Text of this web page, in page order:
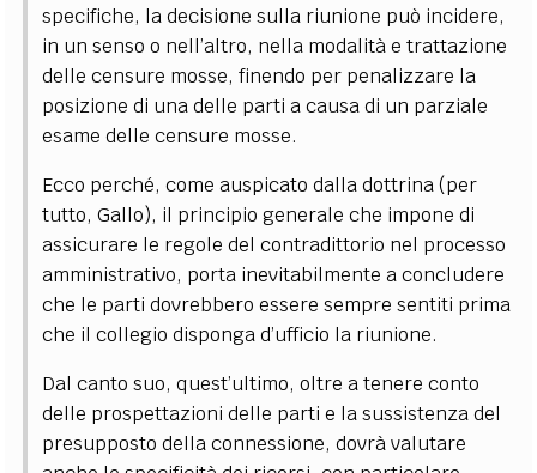
specifiche, la decisione sulla riunione può incidere,
in un senso o nell’altro, nella modalità e trattazione
delle censure mosse, finendo per penalizzare la
posizione di una delle parti a causa di un parziale
esame delle censure mosse.
Ecco perché, come auspicato dalla dottrina (per
tutto, Gallo), il principio generale che impone di
assicurare le regole del contradittorio nel processo
amministrativo, porta inevitabilmente a concludere
che le parti dovrebbero essere sempre sentiti prima
che il collegio disponga d’ufficio la riunione.
Dal canto suo, quest’ultimo, oltre a tenere conto
delle prospettazioni delle parti e la sussistenza del
presupposto della connessione, dovrà valutare